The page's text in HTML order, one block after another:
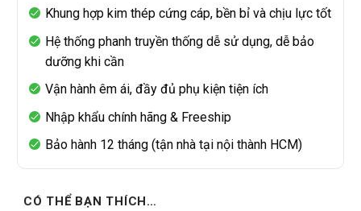
Khung hợp kim thép cứng cáp, bền bỉ và chịu lực tốt
Hệ thống phanh truyền thống dễ sử dụng, dễ bảo
dưỡng khi cần
Vận hành êm ái, đầy đủ phụ kiện tiện ích
Nhập khẩu chính hãng & Freeship
Bảo hành 12 tháng (tận nhà tại nội thành HCM)
CÓ THỂ BẠN THÍCH…